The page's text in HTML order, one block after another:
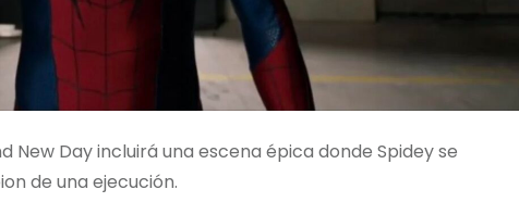
New Day incluirá una escena épica donde Spidey se
de una ejecución.